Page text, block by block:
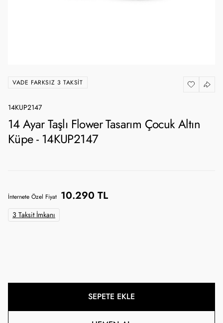
VADE FARKSIZ 3 TAKSIT
14KUP2147
14 Ayar Taşlı Flower Tasarım Çocuk Altın
Küpe - 14KUP2147
İnternete Özel Fiyat 10.290 TL
3 Taksit İmkanı
SEPETE EKLE